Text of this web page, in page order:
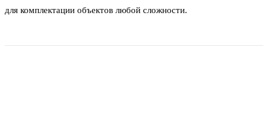
для комплектации объектов любой сложности.